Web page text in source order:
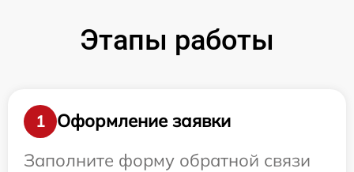
Этапы работы
1
Оформление заявки
Заполните форму обратной связи